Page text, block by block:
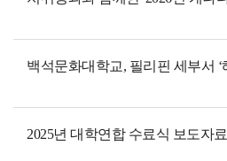
2025년 대학연합 수료식 보도자료